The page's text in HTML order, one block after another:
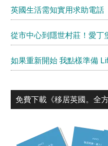
英國生活需知實用求助電話
從市中心到隱世村莊！愛丁
如果重新開始 我點樣準備
免費下載《移居英國。全